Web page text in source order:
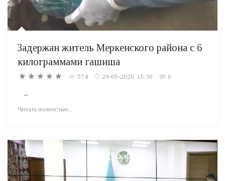
Задержан житель Меркенского района с 6
килограммами гашиша
574 29-05-2020, 15:30 0
...
Читать полностью...